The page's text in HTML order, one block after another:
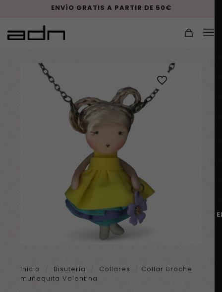
ENVÍO GRATIS A PARTIR DE 50€
Inicio Bisutería Collares
Collar Broche
muñequita Valentina